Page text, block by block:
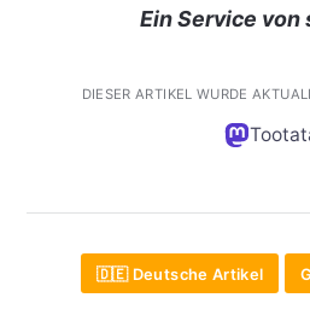
Ein Service von
DIESER ARTIKEL WURDE
🇩🇪 Deutsche Artikel